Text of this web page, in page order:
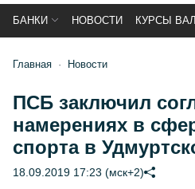
БАНКИ НОВОСТИ КУРСЫ
Главная Новости
ПСБ заключил
намерениях в
спорта в
18.09.2019 17:23 (мск+2)